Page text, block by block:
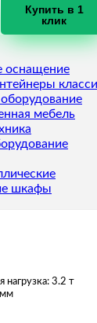
Купить в 1
клик
оснащение
мебель
шкафы
нагрузка: 3.2 т